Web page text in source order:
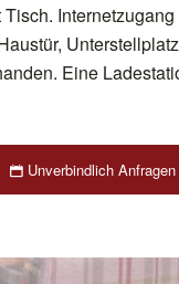
Eine
Unverbindlich Anfragen